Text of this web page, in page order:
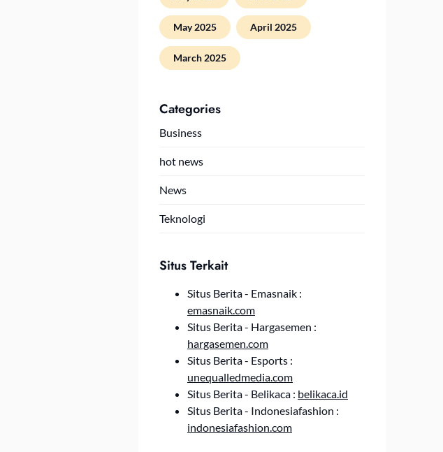
May 2025 April 2025
March 2025
Categories
Business
hot news
News
Teknologi
Situs Terkait
Situs Berita - Emasnaik :
emasnaik.com
Situs Berita - Hargasemen :
hargasemen.com
Situs Berita - Esports :
unequalledmedia.com
Situs Berita - Belikaca : belikaca.id
Situs Berita - Indonesiafashion :
indonesiafashion.com